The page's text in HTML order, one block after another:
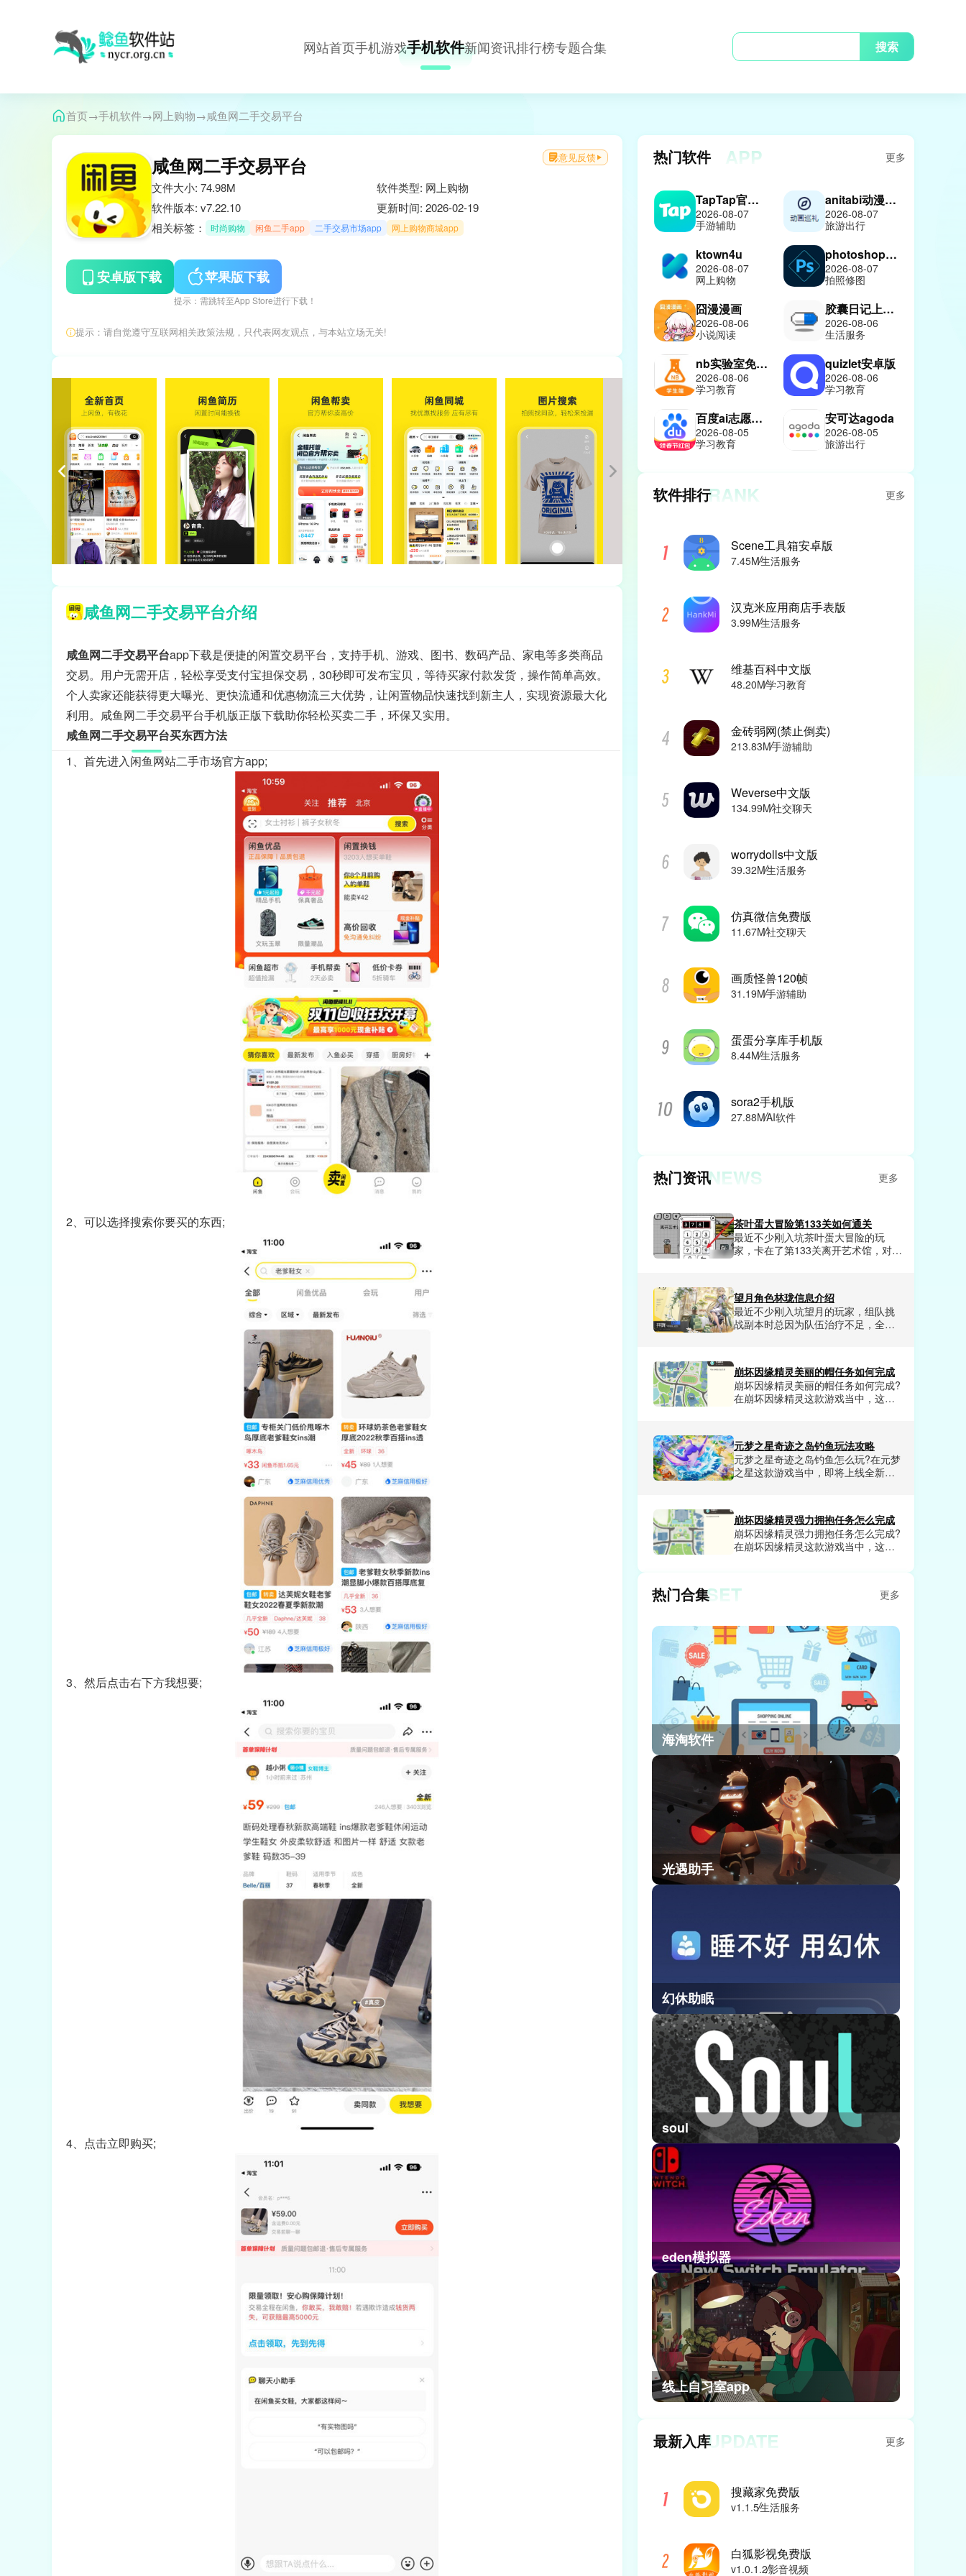
网站首页手机游戏手机软件新闻资讯排行榜专题合集 搜索
首页→手机软件→网上购物→咸鱼网二手交易平台
意见反馈
咸鱼网二手交易平台
文件大小: 74.98M
软件类型: 网上购物
软件版本: v7.22.10
更新时间: 2026-02-19
相关标签：
时尚购物 闲鱼二手app 二手交易市场app 网上购物商城app
安卓版下载 苹果版下载
提示：需跳转至App Store进行下载！
提示：请自觉遵守互联网相关政策法规，只代表网友观点，与本站立场无关!
咸鱼网二手交易平台介绍
咸鱼网二手交易平台app下载是便捷的闲置交易平台，支持手机、游戏、图书、数码产品、家电等多类商品
交易。用户无需开店，轻松享受支付宝担保交易，30秒即可发布宝贝，等待买家付款发货，操作简单高效。
个人卖家还能获得更大曝光、更快流通和优惠物流三大优势，让闲置物品快速找到新主人，实现资源最大化
利用。咸鱼网二手交易平台手机版正版下载助你轻松买卖二手，环保又实用。
咸鱼网二手交易平台买东西方法
1、首先进入闲鱼网站二手市场官方app;
2、可以选择搜索你要买的东西;
3、然后点击右下方我想要;
4、点击立即购买;
热门软件 APP 更多
TapTap官方正版
2026-08-07
手游辅助
anitabi动漫巡礼
2026-08-07
旅游出行
ktown4u
2026-08-07
网上购物
photoshop中文版
2026-08-07
拍照修图
囧漫漫画
2026-08-06
小说阅读
胶囊日记上善版
2026-08-06
生活服务
nb实验室免费版
2026-08-06
学习教育
quizlet安卓版
2026-08-06
学习教育
百度ai志愿报考助手
2026-08-05
学习教育
安可达agoda
2026-08-05
旅游出行
软件排行RANK 更多
Scene工具箱安卓版
7.45M生活服务
汉克米应用商店手表版
3.99M生活服务
维基百科中文版
48.20M学习教育
金砖弱网(禁止倒卖)
213.83M手游辅助
Weverse中文版
134.99M社交聊天
worrydolls中文版
39.32M生活服务
仿真微信免费版
11.67M社交聊天
画质怪兽120帧
31.19M手游辅助
蛋蛋分享库手机版
8.44M生活服务
sora2手机版
27.88MAI软件
热门资讯NEWS 更多
茶叶蛋大冒险第133关如何通关
最近不少刚入坑茶叶蛋大冒险的玩
家，卡在了第133关离开艺术馆，对着
也找不到密码，折腾好久都摸不到通
关的正确思路。很多人试了十几种方
法都卡在这里，一直在找一套零失
133关的通关方法。
望月角色林珑信息介绍
最近不少刚入坑望月的玩家，组队挑
战副本时总因为队伍治疗不足，全员
回血、还能补输出的泛用型人选，折
腾了好久才发现城北街听花说花店的
巽风系角色林珑，是当前版本获取门
林珑的详细信息。
崩坏因缘精灵美丽的帽任务如何完成
崩坏因缘精灵美丽的帽任务如何完成?
在崩坏因缘精灵这款游戏当中，这款
们玩家不仅可以领取到超多福利资
源，还有可以解锁成就奖励。崩坏因
缘精灵美丽的帽任务怎么完成呢?这是
帽任务完成技巧。
元梦之星奇迹之岛钓鱼玩法攻略
元梦之星奇迹之岛钓鱼怎么玩?在元梦
之星这款游戏当中，即将上线全新玩
性是非常不错的，并且融合了超多元
素。今天小编就和大家分享一下元梦
之星奇迹之岛钓鱼玩法攻略，喜欢元
崩坏因缘精灵强力拥抱任务怎么完成
崩坏因缘精灵强力拥抱任务怎么完成?
在崩坏因缘精灵这款游戏当中，这款
的奖励。其中强力拥抱任务非常的受
强力拥抱任务这个任务如何去完成。
今天小编就和大家分享一下崩坏因缘
精灵强力拥抱任务完成方法。
热门合集SET 更多
海淘软件
光遇助手
幻休助眠
soul
eden模拟器
线上自习室app
最新入库UPDATE 更多
搜藏家免费版
v1.1.5生活服务
白狐影视免费版
v1.0.1.2影音视频